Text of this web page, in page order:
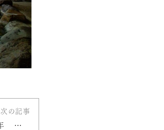
次の記事
NEST INN HAKONE （2019年 箱根リトリートに名称変更）